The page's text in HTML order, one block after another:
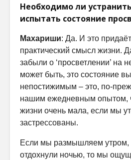
Необходимо ли
испытать состояние
Махариши: Да. И это
практический смысл жизни.
забыли о ‘просветлении’ на
может быть, это состояние
непостижимым – это, по-
нашим ежедневным опытом,
жизни очень мала, если мы
застрессованы.
Если мы размышляем утром,
отдохнули ночью, то мы